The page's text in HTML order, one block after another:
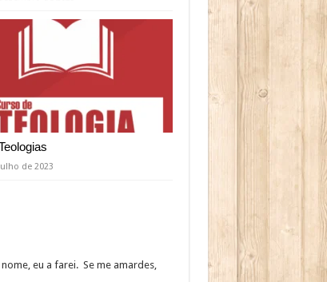
de 2023
eu a farei. Se me amardes,